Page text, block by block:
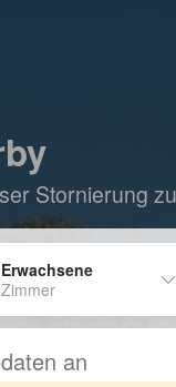
Stornierung
an